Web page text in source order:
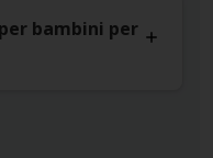
bambini per